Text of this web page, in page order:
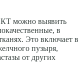
можно выявить
в
Это включает в
пузыря,
от других